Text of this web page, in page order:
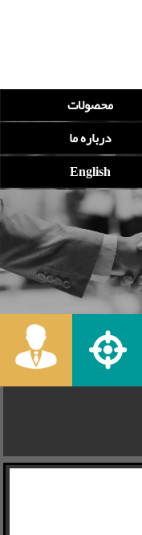
محصولات
درباره ما
English